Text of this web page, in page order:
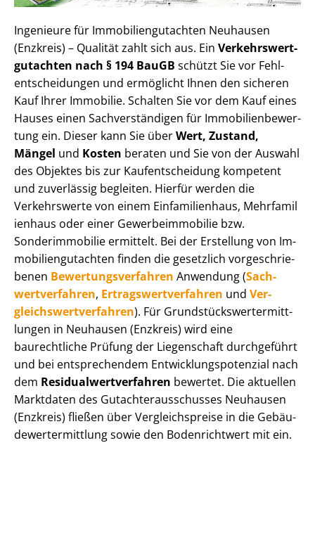
Ingenieure für Im­mo­bi­li­en­gut­ach­ten Neuhausen
(Enzkreis) – Qualität zahlt sich aus. Ein Ver­kehrs­wert­
gut­ach­ten nach § 194 BauGB schützt Sie vor Fehl­
ent­schei­dun­gen und ermöglicht Ihnen den sicheren
Kauf Ihrer Immobilie. Schalten Sie vor dem Kauf eines
Hauses einen Sach­ver­stän­di­gen für Im­mo­bi­li­en­be­wer­
tung ein. Dieser kann Sie überWert, Zustand,
Mängel und Kosten beraten und Sie von der Auswahl
des Objektes bis zur Kauf­ent­schei­dung kompetent
und zuverlässig begleiten. Hierfür werden die
Verkehrswerte von einem Einfamilienhaus, Mehr­fa­mi­l
i­en­haus oder einer Ge­wer­be­im­mo­bi­lie bzw.
Sonderimmobilie ermittelt. Bei der Erstellung von Im­
mo­bi­li­en­gut­ach­ten finden die gesetzlich vor­ge­schrie­
be­nen Be­wer­tungs­ver­fah­ren Anwendung (Sach­
wert­ver­fah­ren, Er­trags­wert­ver­fah­ren und Ver­
gleichs­wert­ver­fah­ren). Für Grund­stücks­wert­ermitt­
lun­gen in Neuhausen (Enzkreis) wird eine
baurechtliche Prüfung der Liegenschaft durchgeführt
und bei entsprechendem Ent­wick­lungs­po­ten­zi­al nach
dem Re­si­du­al­wert­ver­fah­ren bewertet. Die aktuellen
Marktdaten des Gut­ach­ter­aus­schus­ses Neuhausen
(Enzkreis) fließen über Ver­gleichs­prei­se in die Ge­bäu­
de­wert­ermitt­lung sowie den Bodenrichtwert mit ein.